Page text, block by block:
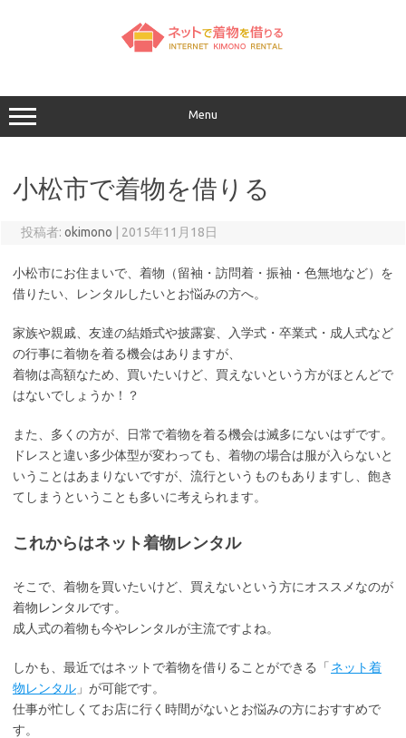
キ
ッ
プ
Menu
小松市で着物を借りる
投稿者: okimono 2015年11月18日
小松市にお住まいで、着物（留袖・訪問着・振袖・色無地など）を
借りたい、レンタルしたいとお悩みの方へ。
家族や親戚、友達の結婚式や披露宴、入学式・卒業式・成人式など
の行事に着物を着る機会はありますが、
着物は高額なため、買いたいけど、買えないという方がほとんどで
はないでしょうか！？
また、多くの方が、日常で着物を着る機会は滅多にないはずです。
ドレスと違い多少体型が変わっても、着物の場合は服が入らないと
いうことはあまりないですが、流行というものもありますし、飽き
てしまうということも多いに考えられます。
これからはネット着物レンタル
そこで、着物を買いたいけど、買えないという方にオススメなのが
着物レンタルです。
成人式の着物も今やレンタルが主流ですよね。
しかも、最近ではネットで着物を借りることができる「 ネット着
物レンタル 」が可能です。
仕事が忙しくてお店に行く時間がないとお悩みの方におすすめで
す。